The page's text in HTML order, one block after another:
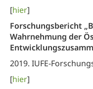
[hier]
Forschungsbericht
Wahrnehmung der
2019. IUFE-
[hier]